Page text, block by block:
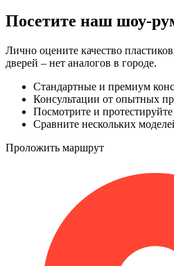
Посетите наш шоу-
Лично оцените качество
дверей – нет аналогов в городе.
Стандартные и премиум
Консультации от опытных
Посмотрите и
Сравните нескольких
Проложить маршрут